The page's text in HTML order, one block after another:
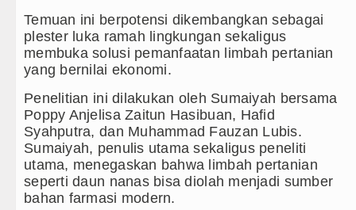
HIV/AIDS Melalui Hubungan Seksual Bukan
Mantan PM Bangladesh Sheikh Hasina
Inter Milan Persahabatan di Optus Stadium Perth
Tandang ke Ferencvaros Persahabatan Minggu 9
Sambut Kunjungan Kapolda Sumut Hadiri
Temuan ini berpotensi dikembangkan sebagai
plester luka ramah lingkungan sekaligus
membuka solusi pemanfaatan limbah pertanian
yang bernilai ekonomi.
Penelitian ini dilakukan oleh Sumaiyah bersama
Poppy Anjelisa Zaitun Hasibuan, Hafid
Syahputra, dan Muhammad Fauzan Lubis.
Sumaiyah, penulis utama sekaligus peneliti
utama, menegaskan bahwa limbah pertanian
seperti daun nanas bisa diolah menjadi sumber
bahan farmasi modern.